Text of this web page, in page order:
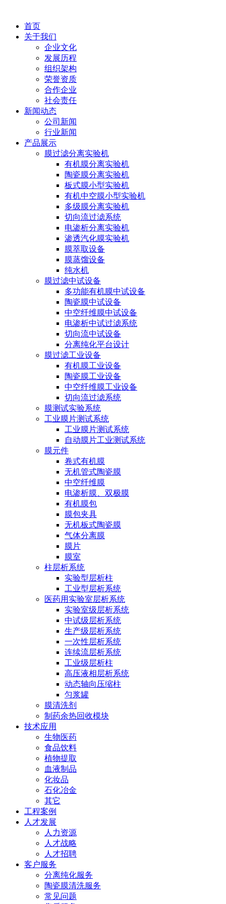
首页
关于我们
企业文化
发展历程
组织架构
荣誉资质
合作企业
社会责任
新闻动态
公司新闻
行业新闻
产品展示
膜过滤分离实验机
有机膜分离实验机
陶瓷膜分离实验机
板式膜小型实验机
有机中空膜小型实验机
多级膜分离实验机
切向流过滤系统
电渗析分离实验机
渗透汽化膜实验机
膜萃取设备
膜蒸馏设备
纯水机
膜过滤中试设备
多功能有机膜中试设备
陶瓷膜中试设备
中空纤维膜中试设备
电渗析中试过滤系统
切向流中试设备
分离纯化平台设计
膜过滤工业设备
有机膜工业设备
陶瓷膜工业设备
中空纤维膜工业设备
切向流过滤系统
膜测试实验系统
工业膜片测试系统
工业膜片测试系统
自动膜片工业测试系统
膜元件
卷式有机膜
无机管式陶瓷膜
中空纤维膜
电渗析膜、双极膜
有机膜包
膜包夹具
无机板式陶瓷膜
气体分离膜
膜片
膜室
柱层析系统
实验型层析柱
工业型层析系统
医药用实验室层析系统
实验室级层析系统
中试级层析系统
生产级层析系统
一次性层析系统
连续流层析系统
工业级层析柱
高压液相层析系统
动态轴向压缩柱
匀浆罐
膜清洗剂
制药余热回收模块
技术应用
生物医药
食品饮料
植物提取
血液制品
化妆品
石化冶金
其它
工程案例
人才发展
人力资源
人才战略
人才招聘
客户服务
分离纯化服务
陶瓷膜清洗服务
常见问题